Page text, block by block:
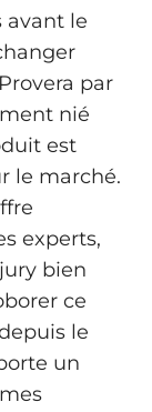
avant le
par
nié
est
le marché.
experts,
bien
ce
le
un